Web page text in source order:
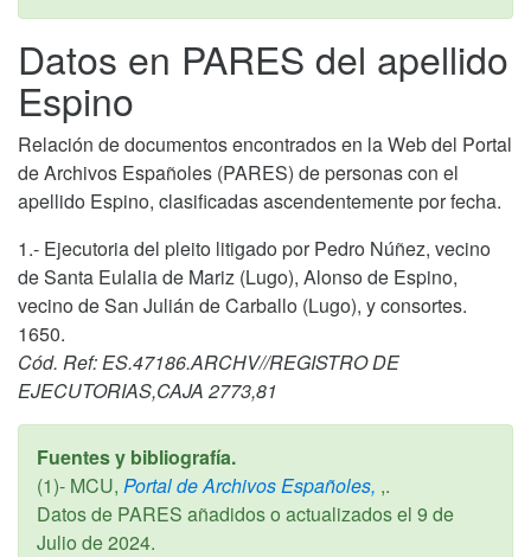
Datos en PARES del apellido
Espino
Relación de documentos encontrados en la Web del Portal
de Archivos Españoles (PARES) de personas con el
apellido Espino, clasificadas ascendentemente por fecha.
1.- Ejecutoria del pleito litigado por Pedro Núñez, vecino
de Santa Eulalia de Mariz (Lugo), Alonso de Espino,
vecino de San Julián de Carballo (Lugo), y consortes.
1650.
Cód. Ref: ES.47186.ARCHV//REGISTRO DE
EJECUTORIAS,CAJA 2773,81
Fuentes y bibliografía.
(1)- MCU, Portal de Archivos Españoles, ,.
Datos de PARES añadidos o actualizados el 9 de
Julio de 2024.